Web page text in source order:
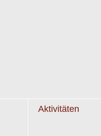
Aktivitäten